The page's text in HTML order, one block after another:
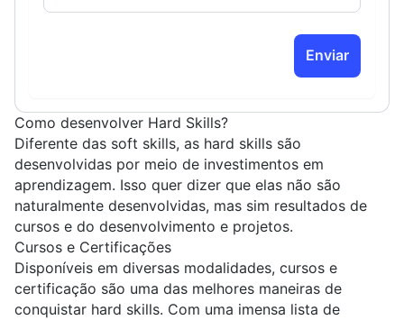
Enviar
Como desenvolver Hard Skills?
Diferente das soft skills, as hard skills são
desenvolvidas por meio de investimentos em
aprendizagem. Isso quer dizer que elas não são
naturalmente desenvolvidas, mas sim resultados de
cursos e do desenvolvimento e projetos.
Cursos e Certificações
Disponíveis em diversas modalidades, cursos e
certificação são uma das melhores maneiras de
conquistar hard skills. Com uma imensa lista de